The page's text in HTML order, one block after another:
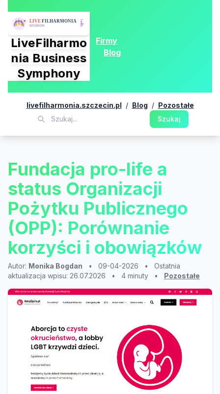
LiveFilharmo
nia Business
Symphony
Firmy
Blog
livefilharmonia.szczecin.pl / Blog / Pozostałe
Szukaj
Fundacja pro-life a
status Organizacji
Pożytku Publicznego
(OPP): Porównanie
korzyści i obowiązków
Autor: Monika Bogdan • 09-04-2026 •
Ostatnia
aktualizacja wpisu: 26.07.2026
• 4 minuty • Pozostałe